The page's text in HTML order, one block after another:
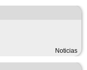
Noticias